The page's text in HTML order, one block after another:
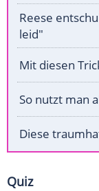
Reese
leid"
Mit diesen
So nutzt man
Diese
Quiz